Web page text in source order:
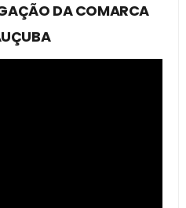
DA COMARCA